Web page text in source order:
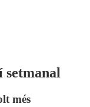
setmanal
més